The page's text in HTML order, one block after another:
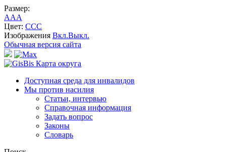
Размер:
AAA
Цвет: CCC
Изображения Вкл.Выкл.
Обычная версия сайта
Карта округа
Доступная среда для инвалидов
Мы против насилия
Статьи, интервью
Справочная информация
Задать вопрос
Законы
Словарь